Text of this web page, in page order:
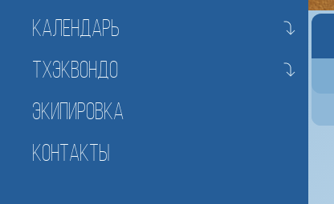
Календарь
Тхэквондо
Экипировка
Контакты